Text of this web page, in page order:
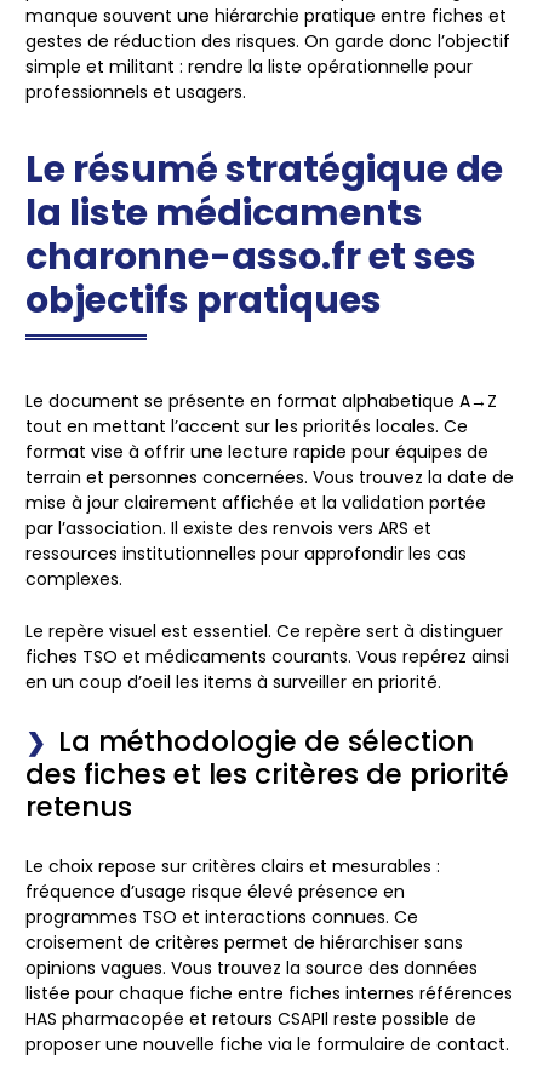
manque souvent une hiérarchie pratique entre fiches et
gestes de réduction des risques. On garde donc l’objectif
simple et militant : rendre la liste opérationnelle pour
professionnels et usagers.
Le résumé stratégique de
la liste médicaments
charonne-asso.fr et ses
objectifs pratiques
Le document se présente en format alphabetique A→Z
tout en mettant l’accent sur les priorités locales. Ce
format vise à offrir une lecture rapide pour équipes de
terrain et personnes concernées. Vous trouvez la date de
mise à jour clairement affichée et la validation portée
par l’association. Il existe des renvois vers ARS et
ressources institutionnelles pour approfondir les cas
complexes.
Le repère visuel est essentiel. Ce repère sert à distinguer
fiches TSO et médicaments courants. Vous repérez ainsi
en un coup d’oeil les items à surveiller en priorité.
La méthodologie de sélection
des fiches et les critères de priorité
retenus
Le choix repose sur critères clairs et mesurables :
fréquence d’usage risque élevé présence en
programmes TSO et interactions connues. Ce
croisement de critères permet de hiérarchiser sans
opinions vagues. Vous trouvez la source des données
listée pour chaque fiche entre fiches internes références
HAS pharmacopée et retours CSAPIl reste possible de
proposer une nouvelle fiche via le formulaire de contact.